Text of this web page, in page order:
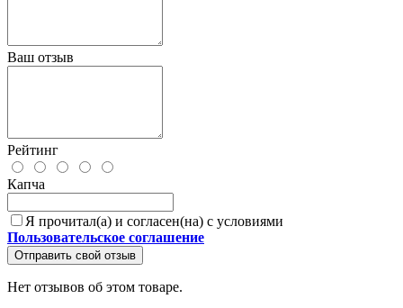
Ваш отзыв
Рейтинг
Капча
Я прочитал(а) и согласен(на) с условиями
Пользовательское соглашение
Отправить свой отзыв
Нет отзывов об этом товаре.